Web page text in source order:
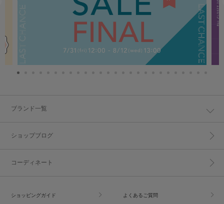
ブランド一覧
ショップブログ
コーディネート
ショッピングガイド よくあるご質問